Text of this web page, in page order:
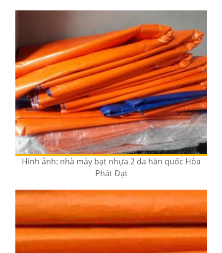
Hình ảnh: nhà máy bạt nhựa 2 da hàn quốc Hòa
Phát Đạt